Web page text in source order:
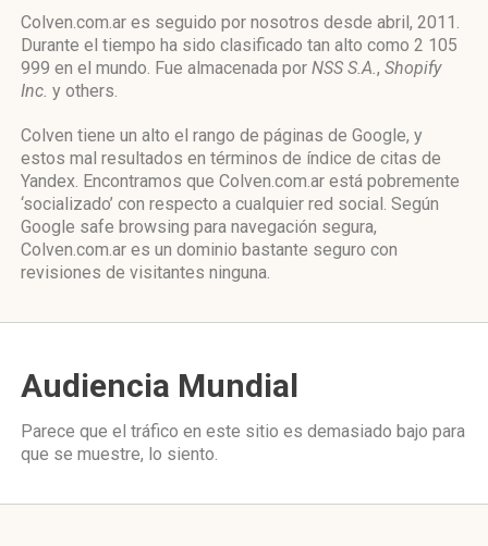
Colven.com.ar es seguido por nosotros desde abril, 2011.
Durante el tiempo ha sido clasificado tan alto como 2 105
999 en el mundo. Fue almacenada por NSS S.A., Shopify
Inc. y others.
Colven tiene un alto el rango de páginas de Google, y
estos mal resultados en términos de índice de citas de
Yandex. Encontramos que Colven.com.ar está pobremente
‘socializado’ con respecto a cualquier red social. Según
Google safe browsing para navegación segura,
Colven.com.ar es un dominio bastante seguro con
revisiones de visitantes ninguna.
Audiencia Mundial
Parece que el tráfico en este sitio es demasiado bajo para
que se muestre, lo siento.